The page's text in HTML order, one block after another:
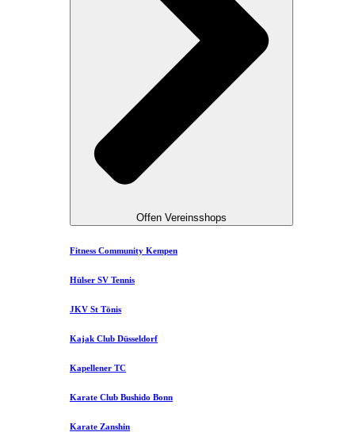
Offen Vereinsshops
Fitness Community Kempen
Hülser SV Tennis
JKV St Tönis
Kajak Club Düsseldorf
Kapellener TC
Karate Club Bushido Bonn
Karate Zanshin